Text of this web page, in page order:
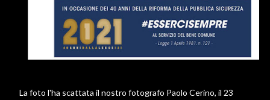
La foto l'ha scattata il nostro fotografo Paolo Cerino, il 23